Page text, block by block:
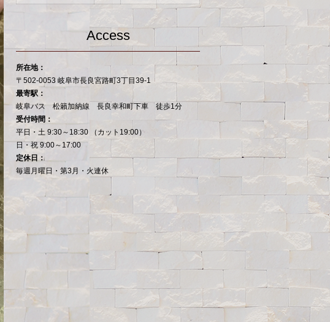
Access
所在地：
〒502-0053 岐阜市長良宮路町3丁目39-1
最寄駅：
岐阜バス 松籟加納線 長良幸和町下車 徒歩1分
受付時間：
平日・土 9:30～18:30 （カット19:00）
日・祝 9:00～17:00
定休日：
毎週月曜日・第3月・火連休